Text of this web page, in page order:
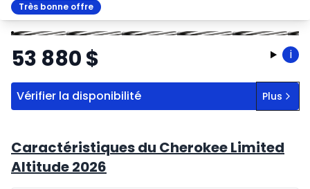
Très bonne offre
ArrêterPrécédent
Suivant
53 880$ i
Vérifier la disponibilité Plus
Caractéristiques du Cherokee Limited
Altitude 2026